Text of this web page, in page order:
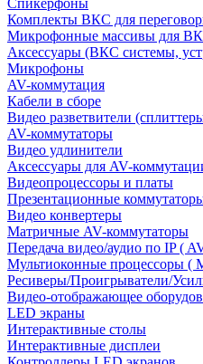
Спикерфоны
Комплекты ВКС для
Микрофонные массивы для
Аксессуары (ВКС системы,
Микрофоны
AV-коммутация
Кабели в сборе
Видео разветвители
AV-коммутаторы
Видео удлинители
Аксессуары для AV-
Видеопроцессоры и платы
Презентационные
Видео конвертеры
Матричные AV-коммутаторы
Передача видео/аудио по IP (
Мультиоконные процессоры (
Ресиверы/Проигрыватели/
Видео-отображающее
LED экраны
Интерактивные столы
Интерактивные дисплеи